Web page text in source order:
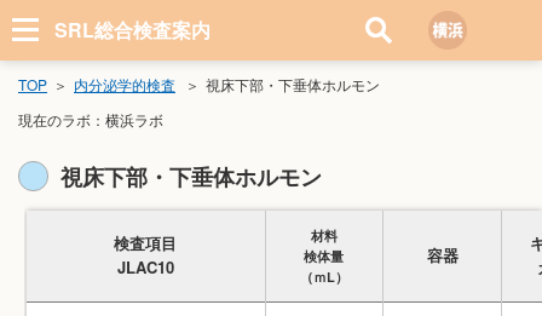
SRL総合検査案内
TOP 内分泌学的検査
視床下部・下垂体ホルモン
現在のラボ： 横浜ラボ
視床下部・下垂体ホルモン
検査項目
JLAC10
材料
検体量
（ｍL）
容器
検査項目
JLAC10
材料
検体量
（ｍL）
容器